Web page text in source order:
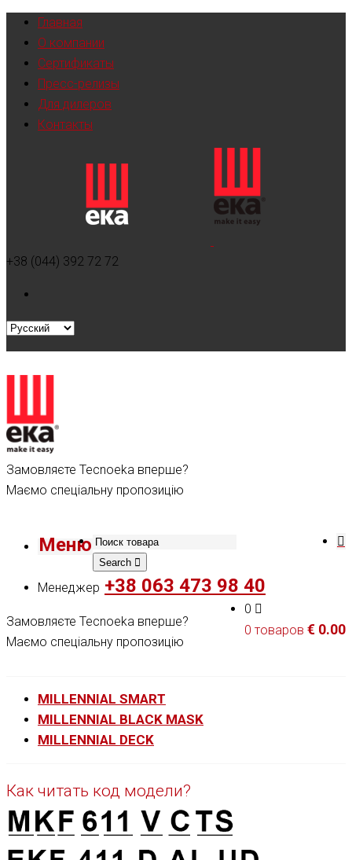
Главная
О компании
Сертификаты
Пресс-релизы
Для дилеров
Контакты
+38 (044) 392 72 72
Замовляєте Tecnoeka вперше?
Маємо спеціальну пропозицію
Меню
Search
Менеджер +38 063 473 98 40
0
0 товаров € 0.00
Замовляєте Tecnoeka вперше?
Маємо спеціальну пропозицію
MILLENNIAL SMART
MILLENNIAL BLACK MASK
MILLENNIAL DECK
Как читать код модели?